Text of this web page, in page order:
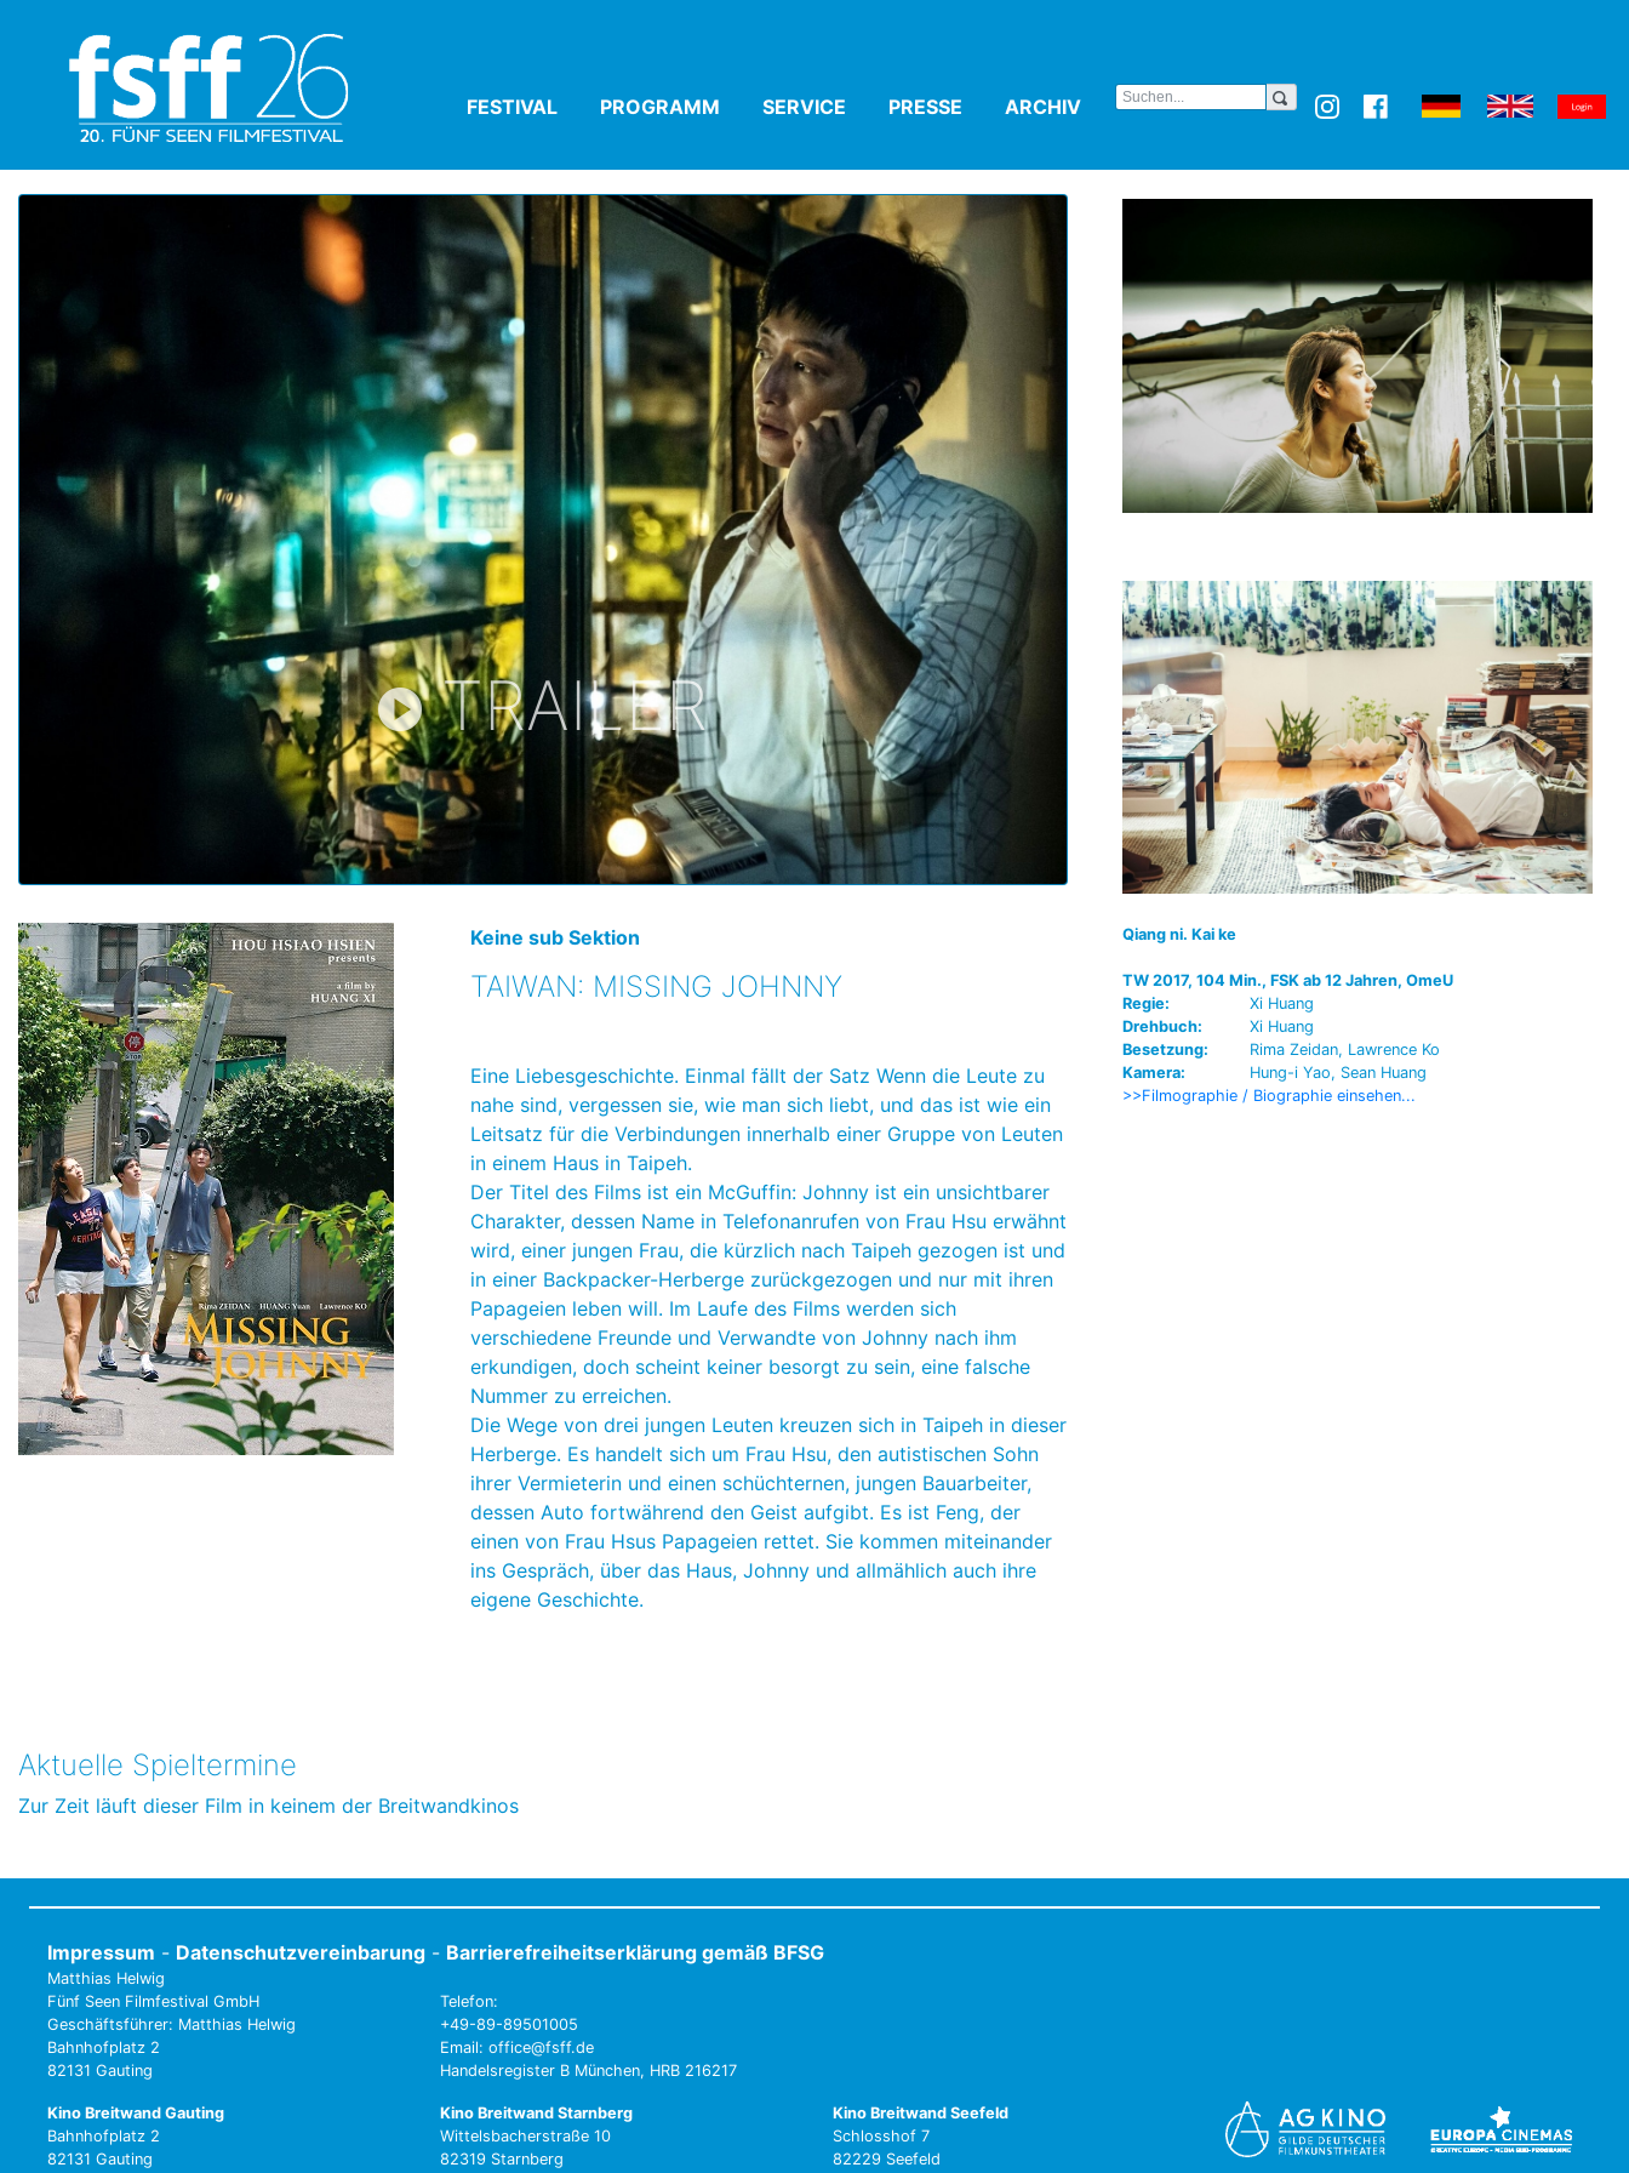
FESTIVAL(CURRENT)
PROGRAMM (CURRENT)
SERVICE (CURRENT)
PRESSE (CURRENT)
ARCHIV (CURRENT)
TRAILER
Keine sub Sektion
TAIWAN: MISSING JOHNNY
Eine Liebesgeschichte. Einmal fällt der Satz Wenn die Leute zu
nahe sind, vergessen sie, wie man sich liebt, und das ist wie ein
Leitsatz für die Verbindungen innerhalb einer Gruppe von Leuten
in einem Haus in Taipeh.
Der Titel des Films ist ein McGuffin: Johnny ist ein unsichtbarer
Charakter, dessen Name in Telefonanrufen von Frau Hsu erwähnt
wird, einer jungen Frau, die kürzlich nach Taipeh gezogen ist und
in einer Backpacker-Herberge zurückgezogen und nur mit ihren
Papageien leben will. Im Laufe des Films werden sich
verschiedene Freunde und Verwandte von Johnny nach ihm
erkundigen, doch scheint keiner besorgt zu sein, eine falsche
Nummer zu erreichen.
Die Wege von drei jungen Leuten kreuzen sich in Taipeh in dieser
Herberge. Es handelt sich um Frau Hsu, den autistischen Sohn
ihrer Vermieterin und einen schüchternen, jungen Bauarbeiter,
dessen Auto fortwährend den Geist aufgibt. Es ist Feng, der
einen von Frau Hsus Papageien rettet. Sie kommen miteinander
ins Gespräch, über das Haus, Johnny und allmählich auch ihre
eigene Geschichte.
Aktuelle Spieltermine
Zur Zeit läuft dieser Film in keinem der Breitwandkinos
Qiang ni. Kai ke
TW 2017, 104 Min., FSK ab 12 Jahren, OmeU
Regie:
Xi Huang
Drehbuch:
Xi Huang
Besetzung:
Rima Zeidan, Lawrence Ko
Kamera:
Hung-i Yao, Sean Huang
>>Filmographie / Biographie einsehen...
Impressum - Datenschutzvereinbarung - Barrierefreiheitserklärung gemäß BFSG
Matthias Helwig
Fünf Seen Filmfestival GmbH
Geschäftsführer: Matthias Helwig
Bahnhofplatz 2
82131 Gauting
Telefon:
+49-89-89501005
Email: office@fsff.de
Handelsregister B München, HRB 216217
Kino Breitwand Gauting
Bahnhofplatz 2
82131 Gauting
Kino Breitwand Starnberg
Wittelsbacherstraße 10
82319 Starnberg
Kino Breitwand Seefeld
Schlosshof 7
82229 Seefeld